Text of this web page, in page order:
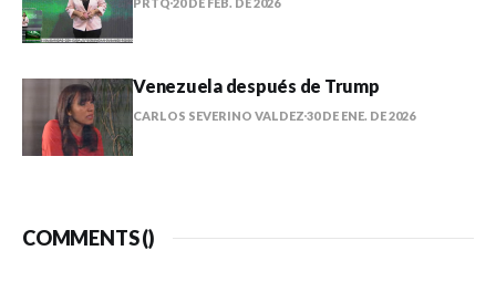
PRTQ 20 DE FEB. DE 2026
Venezuela después de Trump
CARLOS SEVERINO VALDEZ 30 DE ENE. DE 2026
COMMENTS ()